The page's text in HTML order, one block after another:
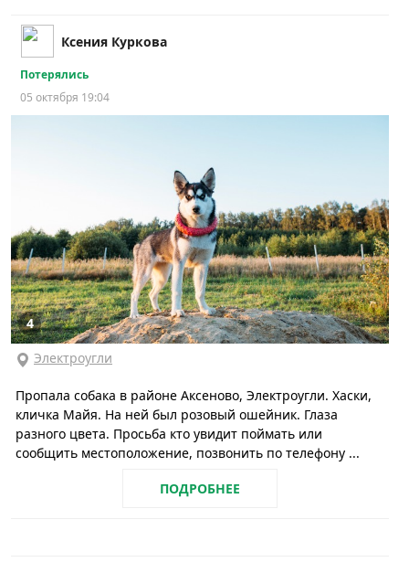
Ксения Куркова
Потерялись
05 октября 19:04
4
Электроугли
Пропала собака в районе Аксеново, Электроугли. Хаски,
кличка Майя. На ней был розовый ошейник. Глаза
разного цвета. Просьба кто увидит поймать или
сообщить местоположение, позвонить по телефону ...
ПОДРОБНЕЕ